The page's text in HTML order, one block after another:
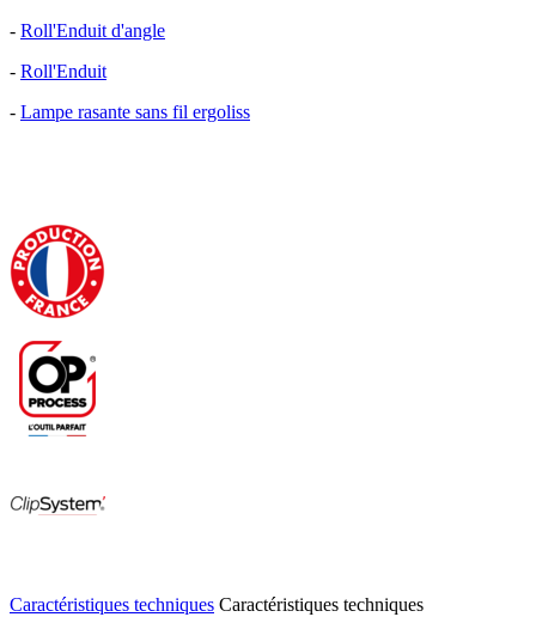
- Roll'Enduit d'angle
- Roll'Enduit
- Lampe rasante sans fil ergoliss
Caractéristiques techniques Caractéristiques techniques